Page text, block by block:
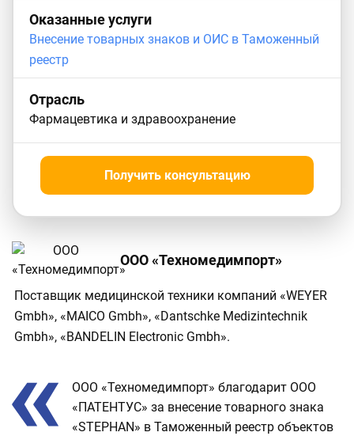
Оказанные услуги
Внесение товарных знаков и ОИС в Таможенный
реестр
Отрасль
Фармацевтика и здравоохранение
Получить консультацию
ООО «Техномедимпорт»
Поставщик медицинской техники компаний «WEYER
Gmbh», «MAICO Gmbh», «Dantschke Medizintechnik
Gmbh», «BANDELIN Electronic Gmbh».
Отзыв
о
проекте
ООО «Техномедимпорт» благодарит ООО
«ПАТЕНТУС» за внесение товарного знака
«STEPНAN» в Таможенный реестр объектов